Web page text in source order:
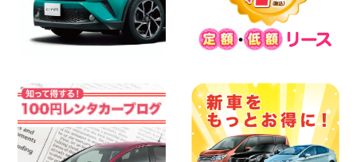
当社在庫車紹介【軽トラ】ハイゼットト
ラック 神奈川県 横浜旭南本宿町店
100円レンタカー 横浜旭南本宿町
2026年08月06日
のお知らせ!! 神奈川県 横浜弥生台店
100円レンタカー 横浜弥生台
2026年08月06日
ハイエースワゴンGL!!クルーズコントロ
ールが付いている〜!! 福島県 福島笹木野